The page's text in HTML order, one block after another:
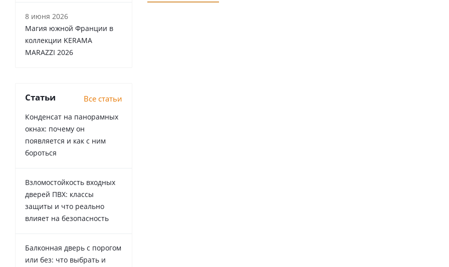
8 июня 2026
Магия южной Франции в
коллекции KERAMA
MARAZZI 2026
Статьи Все статьи
Конденсат на панорамных
окнах: почему он
появляется и как с ним
бороться
Взломостойкость входных
дверей ПВХ: классы
защиты и что реально
влияет на безопасность
Балконная дверь с порогом
или без: что выбрать и